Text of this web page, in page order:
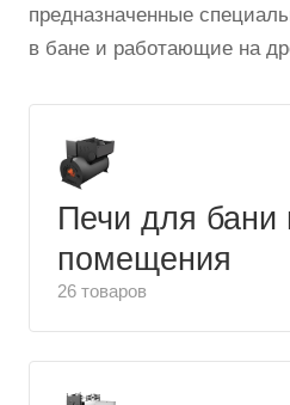
предназначенные
в бане и работающие на
Печи для бани
помещения
26 товаров